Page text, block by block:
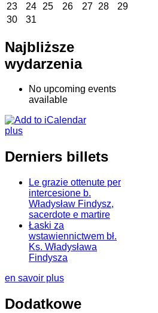
23
24 25 26 27 28
29
30
31
Najbliższe
wydarzenia
No upcoming events
available
plus
Derniers billets
Le grazie ottenute per
intercesione b.
Władysław Findysz,
sacerdote e martire
Łaski za
wstawiennictwem bł.
Ks. Władysława
Findysza
en savoir plus
Dodatkowe